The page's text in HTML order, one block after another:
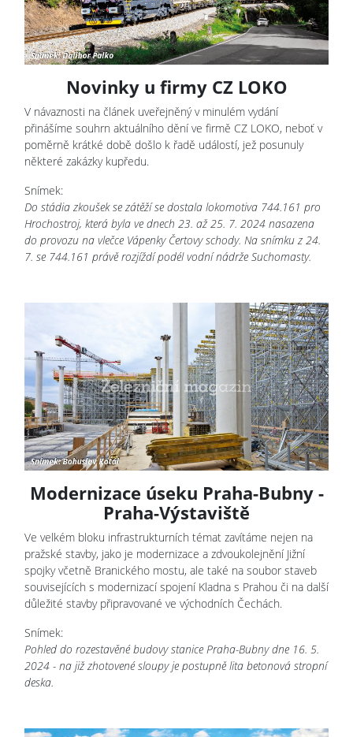
Novinky u firmy CZ LOKO
V návaznosti na článek uveřejněný v minulém vydání
přinášíme souhrn aktuálního dění ve firmě CZ LOKO, neboť v
poměrně krátké době došlo k řadě událostí, jež posunuly
některé zakázky kupředu.
Snímek:
Do stádia zkoušek se zátěží se dostala lokomotiva 744.161 pro
Hrochostroj, která byla ve dnech 23. až 25. 7. 2024 nasazena
do provozu na vlečce Vápenky Čertovy schody. Na snímku z 24.
7. se 744.161 právě rozjíždí podél vodní nádrže Suchomasty.
Modernizace úseku Praha-Bubny -
Praha-Výstaviště
Ve velkém bloku infrastrukturních témat zavítáme nejen na
pražské stavby, jako je modernizace a zdvoukolejnění Jižní
spojky včetně Branického mostu, ale také na soubor staveb
souvisejících s modernizací spojení Kladna s Prahou či na další
důležité stavby připravované ve východních Čechách.
Snímek:
Pohled do rozestavěné budovy stanice Praha-Bubny dne 16. 5.
2024 - na již zhotovené sloupy je postupně lita betonová stropní
deska.